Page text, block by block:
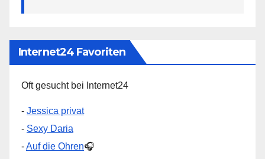
Internet24 Favoriten
Oft gesucht bei Internet24
- Jessica privat
- Sexy Daria
-Auf die Ohren🎧